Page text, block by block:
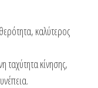
καλύτερος
ταχύτητα κίνησης,